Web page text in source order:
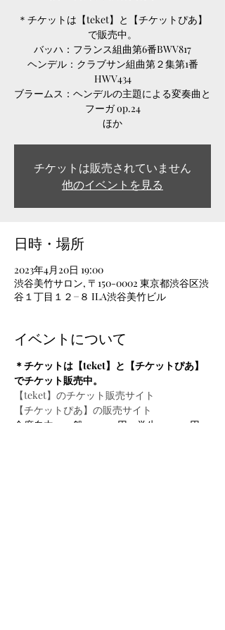
＊チケットは【teket】と【チケットぴあ】
で販売中。
バッハ：フランス組曲第6番BWV817
ヘンデル：クラブサン組曲第２集第1番
HWV434
ブラームス：ヘンデルの主題による変奏曲と
フーガ op.24
ほか
チケットは販売されていません
他のイベントを見る
日時・場所
2023年4月20日 19:00
渋谷美竹サロン, 〒150-0002 東京都渋谷区渋
谷１丁目１２−８ ILA渋谷美竹ビル
イベントについて
＊チケットは【teket】と【チケットぴあ】
でチケット販売中。
【teket】のチケット販売サイト
【チケットぴあ】の販売サイト
全席自由　一般：4,000円　学生：2,500円